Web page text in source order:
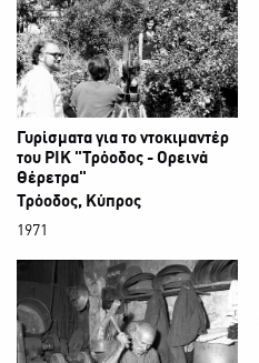
Γυρίσματα για το ντοκιμαντέρ
του ΡΙΚ "Τρόοδος - Ορεινά
Θέρετρα"
Τρόοδος, Κύπρος
1971